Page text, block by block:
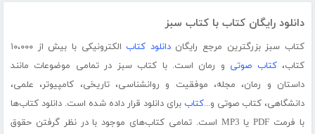
دانلود رایگان کتاب با کتاب سبز
کتاب سبز بزرگترین مرجع رایگاندانلود کتاب
الکترونیکی با بیش از ۱۰،۰۰۰
کتاب،کتاب صوتی و رمان است. با کتاب سبز در تمامی موضوعات مانند
داستان و رمان، مجله، موفقیت و روانشناسی، تاریخی، کامپیوتر، علمی،
دانشگاهی، کتاب صوتی و...کتاب برای دانلود قرار داده شده است. دانلود کتاب‌ها
با فرمت PDF یا MP3 است. تمامی کتاب‌های موجود با در نظر گرفتن حقوق